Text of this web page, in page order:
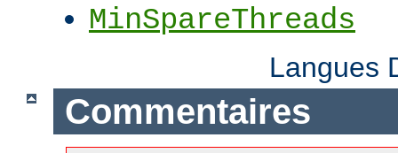
MinSpareThreads
Langues
Commentaires